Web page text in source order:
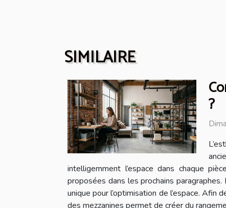
SIMILAIRE
?
intelligemment l’espace dans chaque
proposées dans les prochains
unique pour l’optimisation de l’espace.
des mezzanines permet de créer du